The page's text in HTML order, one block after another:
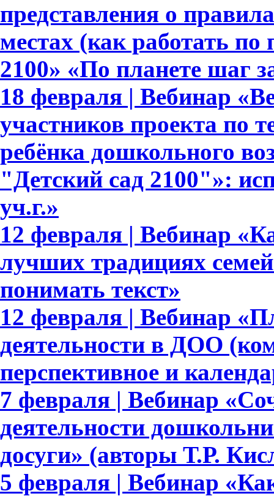
представления о
местах (как работать
2100» «По планете шаг
18 февраля | Вебинар
участников проекта по
ребёнка дошкольного
"Детский сад 2100"»:
уч.г.»
12 февраля | Вебинар
лучших традициях
понимать текст»
12 февраля | Вебинар
деятельности в ДОО
перспективное и
7 февраля | Вебинар
деятельности
досуги» (авторы Т.Р.
5 февраля | Вебинар